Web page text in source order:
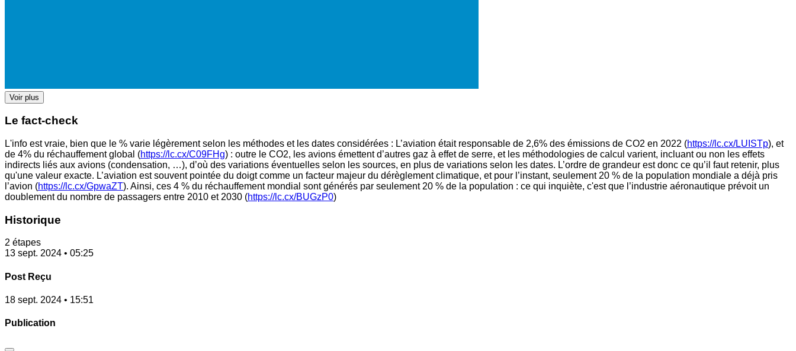
Voir plus
Le fact-check
L'info est vraie, bien que le % varie légèrement selon les méthodes et les dates considérées : L’aviation était responsable de 2,6% des émissions de CO2 en 2022 (https://lc.cx/LUISTp), et
de 4% du réchauffement global (https://lc.cx/C09FHg) : outre le CO2, les avions émettent d’autres gaz à effet de serre, et les méthodologies de calcul varient, incluant ou non les effets
indirects liés aux avions (condensation, …), d’où des variations éventuelles selon les sources, en plus de variations selon les dates. L’ordre de grandeur est donc ce qu’il faut retenir, plus
qu'une valeur exacte. L’aviation est souvent pointée du doigt comme un facteur majeur du dérèglement climatique, et pour l’instant, seulement 20 % de la population mondiale a déjà pris
l’avion (https://lc.cx/GpwaZT). Ainsi, ces 4 % du réchauffement mondial sont générés par seulement 20 % de la population : ce qui inquiète, c'est que l’industrie aéronautique prévoit un
doublement du nombre de passagers entre 2010 et 2030 (https://lc.cx/BUGzP0)
Historique
2 étapes
13 sept. 2024 • 05:25
Post Reçu
18 sept. 2024 • 15:51
Publication